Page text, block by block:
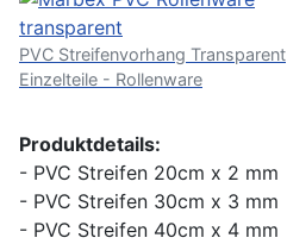
PVC Streifenvorhang Transparent
Einzelteile - Rollenware
Produktdetails:
- PVC Streifen 20cm x 2 mm
- PVC Streifen 30cm x 3 mm
- PVC Streifen 40cm x 4 mm